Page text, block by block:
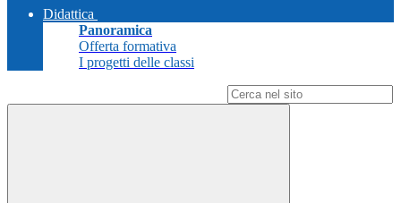
Didattica
Panoramica
Offerta formativa
I progetti delle classi